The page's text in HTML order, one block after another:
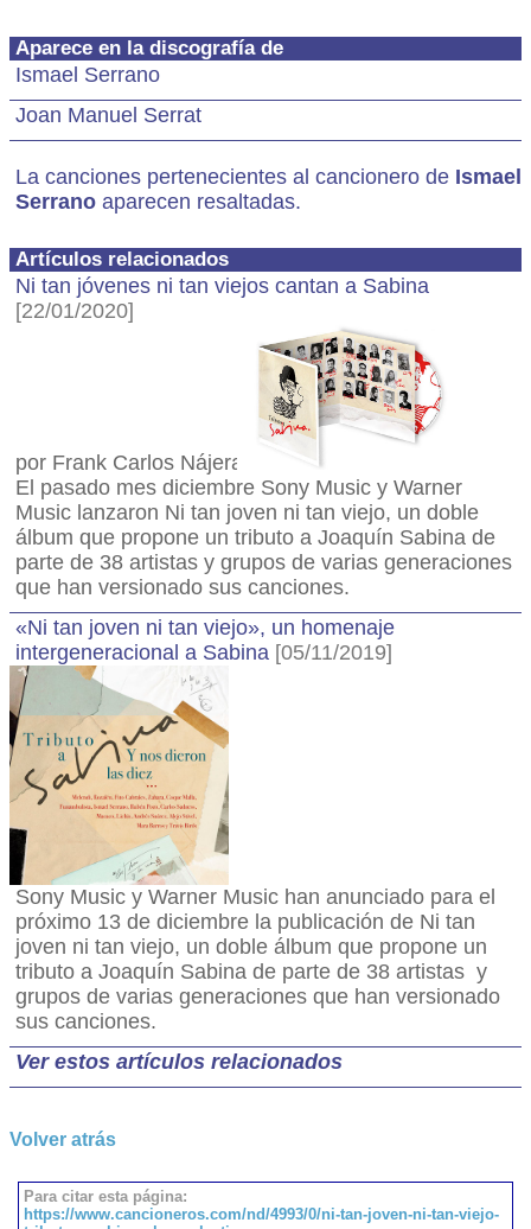
Aparece en la discografía de
Ismael Serrano
Joan Manuel Serrat
La canciones pertenecientes al cancionero de Ismael
Serrano aparecen resaltadas.
Artículos relacionados
Ni tan jóvenes ni tan viejos cantan a Sabina
[22/01/2020]
por Frank Carlos Nájera
El pasado mes diciembre Sony Music y Warner
Music lanzaron Ni tan joven ni tan viejo, un doble
álbum que propone un tributo a Joaquín Sabina de
parte de 38 artistas y grupos de varias generaciones
que han versionado sus canciones.
«Ni tan joven ni tan viejo», un homenaje
intergeneracional a Sabina [05/11/2019]
Sony Music y Warner Music han anunciado para el
próximo 13 de diciembre la publicación de Ni tan
joven ni tan viejo, un doble álbum que propone un
tributo a Joaquín Sabina de parte de 38 artistas y
grupos de varias generaciones que han versionado
sus canciones.
Ver estos artículos relacionados
Volver atrás
Para citar esta página:
https://www.cancioneros.com/nd/4993/0/ni-tan-joven-ni-tan-viejo-